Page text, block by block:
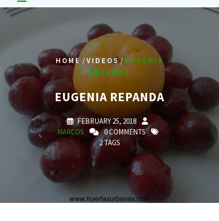
HOME /VIDEOS/EUGENIA
REPANDA
EUGENIA REPANDA
FEBRUARY 25, 2018
MARCOS
0 COMMENTS
2 TAGS